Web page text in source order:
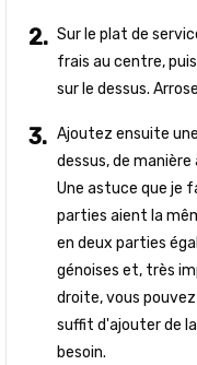
Sur le plat de
frais au centre,
sur le dessus.
Ajoutez ensuite
dessus, de
Une astuce que je
parties aient la
en deux parties
génoises et, très
droite, vous
suffit d'ajouter de
besoin.